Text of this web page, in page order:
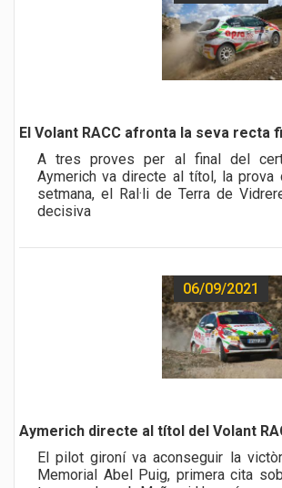
El Volant RACC afronta la seva recta
A tres proves per al final del
Aymerich va directe al títol, la prova
setmana, el Ral·li de Terra de
decisiva
06/09/2021
Aymerich directe al títol del Volant
El pilot gironí va aconseguir la
Memorial Abel Puig, primera cita